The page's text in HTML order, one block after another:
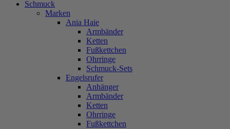
Schmuck
Marken
Ania Haie
Armbänder
Ketten
Fußkettchen
Ohrringe
Schmuck-Sets
Engelsrufer
Anhänger
Armbänder
Ketten
Ohrringe
Fußkettchen